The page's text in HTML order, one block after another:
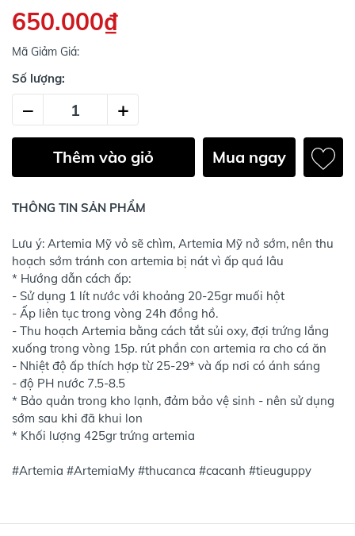
650.000₫
Mã Giảm Giá:
Số lượng:
– +
Thêm vào giỏ Mua ngay
THÔNG TIN SẢN PHẨM
Lưu ý: Artemia Mỹ vỏ sẽ chìm, Artemia Mỹ nở sớm, nên thu
hoạch sớm tránh con artemia bị nát vì ấp quá lâu
* Hướng dẫn cách ấp:
- Sử dụng 1 lít nước với khoảng 20-25gr muối hột
- Ấp liên tục trong vòng 24h đồng hồ.
- Thu hoạch Artemia bằng cách tắt sủi oxy, đợi trứng lắng
xuống trong vòng 15p. rút phần con artemia ra cho cá ăn
- Nhiệt độ ấp thích hợp từ 25-29* và ấp nơi có ánh sáng
- độ PH nước 7.5-8.5
* Bảo quản trong kho lạnh, đảm bảo vệ sinh - nên sử dụng
sớm sau khi đã khui lon
* Khối lượng 425gr trứng artemia
#Artemia #ArtemiaMy #thucanca #cacanh #tieuguppy